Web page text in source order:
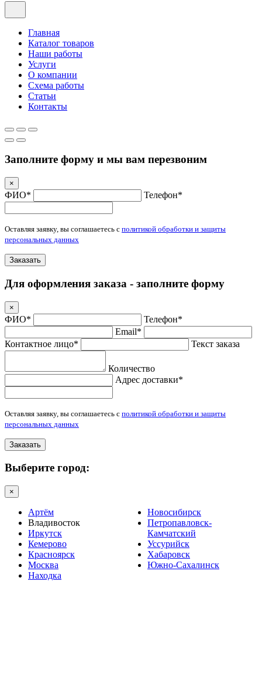
Главная
Каталог товаров
Наши работы
Услуги
О компании
Схема работы
Статьи
Контакты
Заполните форму и мы вам перезвоним
×
ФИО* Телефон*
Оставляя заявку, вы соглашаетесь с политикой обработки и защиты
персональных данных
Заказать
Для оформления заказа - заполните форму
×
ФИО*
Телефон*
Email*
Контактное лицо*
Текст заказа
Количество
Адрес доставки*
Оставляя заявку, вы соглашаетесь с политикой обработки и защиты
персональных данных
Заказать
Выберите город:
×
Артём
Владивосток
Иркутск
Кемерово
Красноярск
Москва
Находка
Новосибирск
Петропавловск-
Камчатский
Уссурийск
Хабаровск
Южно-Сахалинск